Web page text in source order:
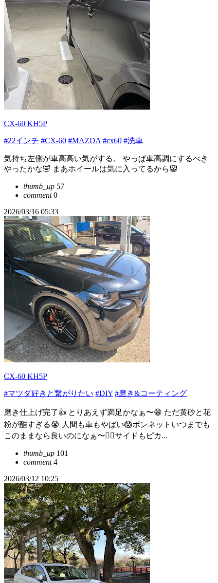
CX-60 KH5P
#22インチ #CX-60 #MAZDA #cx60 #洗車
気持ち左側が車高高い気がする。 やっぱ車高調にするべき
やったかな🤣 まあホイールは気に入ってるから🤡
thumb_up 57
comment0
2026/03/16 05:33
CX-60 KH5P
#マツダ好きと繋がりたい #DIY #磨き&コーティング
磨き仕上げ完了👍 とりあえず満足かなぁ〜😁 ただ黄砂と花
粉が酷すぎる😭 人間も車もやばい😱ボンネットいつまでも
このままなら良いのになぁ〜😮‍💨サイドもピカ...
thumb_up 101
comment4
2026/03/12 10:25